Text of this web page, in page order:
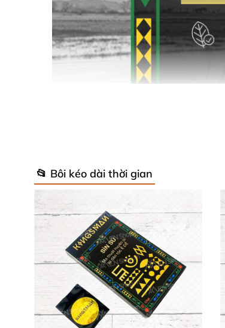
Thảo dược thiên nhiên – Cơ
Bột sìn sú Kingsman được bào
phần nổi tiếng trong Đông y, giúp
tự nhiên không chỉ kéo dài thời
Hướng dẫn sử dụng đơn
📂 Bôi kéo dài thời gian